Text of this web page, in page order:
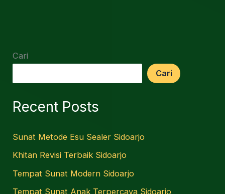
Cari
Cari
Recent Posts
Sunat Metode Esu Sealer Sidoarjo
Khitan Revisi Terbaik Sidoarjo
Tempat Sunat Modern Sidoarjo
Tempat Sunat Anak Terpercaya Sidoarjo